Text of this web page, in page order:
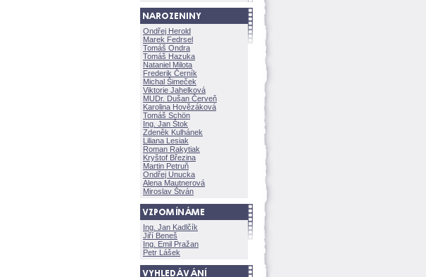
Ondřej Herold
Marek Fedrsel
Tomáš Ondra
Tomáš Hazuka
Nataniel Milota
Frederik Černík
Michal Šimeček
Viktorie Jahelkov
MUDr. Dušan Červeň
Karolina Hovězákov
Tomáš Schön
Ing. Jan Štok
Zdeněk Kulhánek
Liliana Lesiak
Roman Rakytiak
Kryštof Březina
Martin Petruň
Ondřej Unucka
Alena Mautnerov
Miroslav Štván
Ing. Jan Kadlčík
Jiří Bene
Ing. Emil Pražan
Petr Lášek